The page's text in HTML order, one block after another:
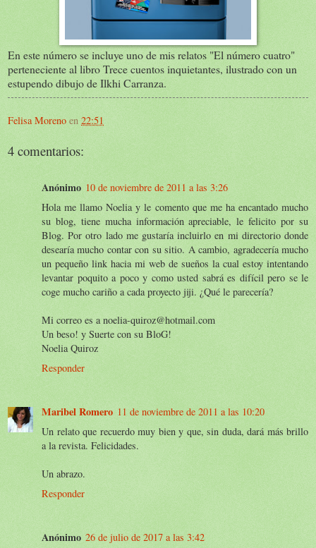
En este número se incluye uno de mis relatos "El número cuatro"
perteneciente al libro Trece cuentos inquietantes, ilustrado con un
estupendo dibujo de Ilkhi Carranza.
Felisa Moreno en 22:51
4 comentarios:
Anónimo 10 de noviembre de 2011 a las 3:26
Hola me llamo Noelia y le comento que me ha encantado mucho
su blog, tiene mucha información apreciable, le felicito por su
Blog. Por otro lado me gustaría incluirlo en mi directorio donde
desearía mucho contar con su sitio. A cambio, agradecería mucho
un pequeño link hacia mi web de sueños la cual estoy intentando
levantar poquito a poco y como usted sabrá es difícil pero se le
coge mucho cariño a cada proyecto jiji. ¿Qué le parecería?
Mi correo es a noelia-quiroz@hotmail.com
Un beso! y Suerte con su BloG!
Noelia Quiroz
Responder
Maribel Romero 11 de noviembre de 2011 a las 10:20
Un relato que recuerdo muy bien y que, sin duda, dará más brillo
a la revista. Felicidades.
Un abrazo.
Responder
Anónimo 26 de julio de 2017 a las 3:42